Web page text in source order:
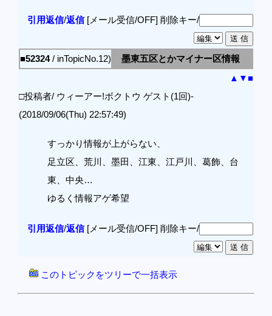
引用返信/返信[メール受信/OFF] 削除キー/
■52324/ inTopicNo.12)
墨東五区とかマイナー区情報
▲ ▼■
□投稿者/ ウィーアー!ボクトウ ゲスト(1回)-
(2018/09/06(Thu) 22:57:49)
すっかり情報が上がらない、
足立区、荒川、墨田、江東、江戸川、葛飾、台
東、中央…
ゆるく情報アゲ希望
引用返信/返信[メール受信/OFF] 削除キー/
このトピックをツリーで一括表示